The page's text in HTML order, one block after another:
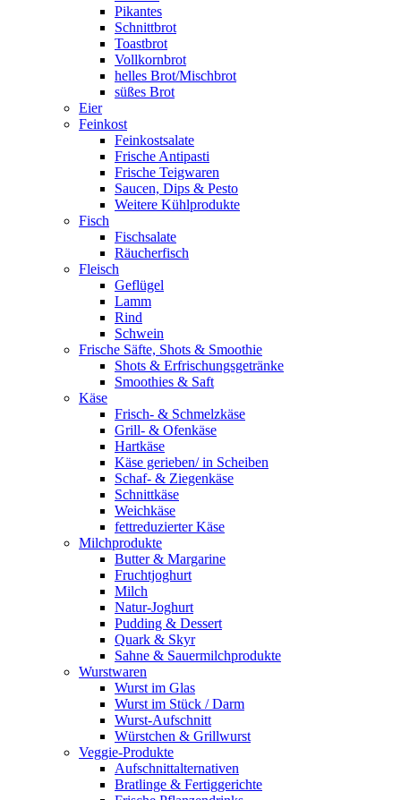
Pikantes
Schnittbrot
Toastbrot
Vollkornbrot
helles Brot/Mischbrot
süßes Brot
Eier
Feinkost
Feinkostsalate
Frische Antipasti
Frische Teigwaren
Saucen, Dips & Pesto
Weitere Kühlprodukte
Fisch
Fischsalate
Räucherfisch
Fleisch
Geflügel
Lamm
Rind
Schwein
Frische Säfte, Shots & Smoothie
Shots & Erfrischungsgetränke
Smoothies & Saft
Käse
Frisch- & Schmelzkäse
Grill- & Ofenkäse
Hartkäse
Käse gerieben/ in Scheiben
Schaf- & Ziegenkäse
Schnittkäse
Weichkäse
fettreduzierter Käse
Milchprodukte
Butter & Margarine
Fruchtjoghurt
Milch
Natur-Joghurt
Pudding & Dessert
Quark & Skyr
Sahne & Sauermilchprodukte
Wurstwaren
Wurst im Glas
Wurst im Stück / Darm
Wurst-Aufschnitt
Würstchen & Grillwurst
Veggie-Produkte
Aufschnittalternativen
Bratlinge & Fertiggerichte